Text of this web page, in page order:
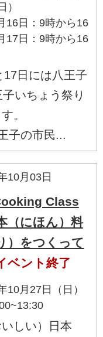
）
16日：9時から16
日：9時から16
日には八王子
いちょう祭り
。
子の市民...
10月03日
Class
（にほん）料
）をつくって
ベント終了
10月27日（日）
しい）日本